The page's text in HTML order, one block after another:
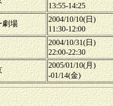
13:55-14:25
劇場
2004/10/10(日)
11:30-12:00
2004/10/31(日)
22:00-22:30
2005/01/10(月)
-01/14(金)